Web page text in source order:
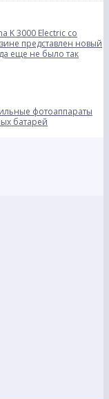
K 3000 Electric со
представлен новый
еще не было так
фотоаппараты
батарей